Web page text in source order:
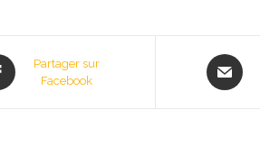
Partager sur
Facebook